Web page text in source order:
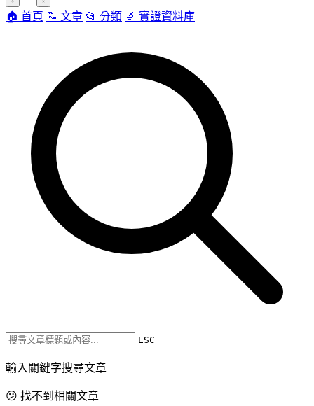
🏠 首頁 📝 文章 📂 分類 🔬 實證資料庫
ESC
輸入關鍵字搜尋文章
😕 找不到相關文章